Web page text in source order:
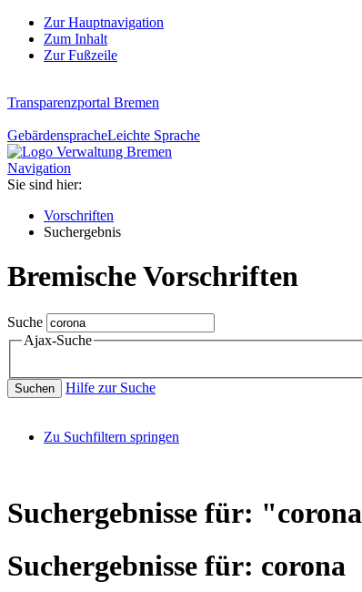
Zur Hauptnavigation
Zum Inhalt
Zur Fußzeile
Transparenzportal Bremen
GebärdenspracheLeichte Sprache
Navigation
Sie sind hier:
Vorschriften
Suchergebnis
Bremische Vorschriften
Suche
Ajax-Suche
Suchen Hilfe zur Suche
Zu Suchfiltern springen
Suchergebnisse für: "corona
Suchergebnisse für: corona